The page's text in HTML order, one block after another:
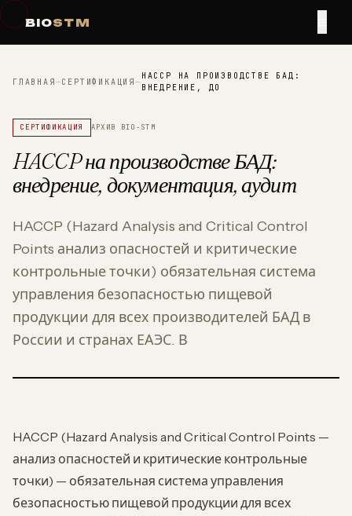
BIOSTM
ГЛАВНАЯ—СЕРТИФИКАЦИЯ—
HACCP НА ПРОИЗВОДСТВЕ БАД:
ВНЕДРЕНИЕ, ДО
СЕРТИФИКАЦИЯ АРХИВ BIO-STM
HACCP на производстве БАД:
внедрение, документация, аудит
HACCP (Hazard Analysis and Critical Control
Points анализ опасностей и критические
контрольные точки) обязательная система
управления безопасностью пищевой
продукции для всех производителей БАД в
России и странах ЕАЭС. В
HACCP (Hazard Analysis and Critical Control Points —
анализ опасностей и критические контрольные
точки) — обязательная система управления
безопасностью пищевой продукции для всех